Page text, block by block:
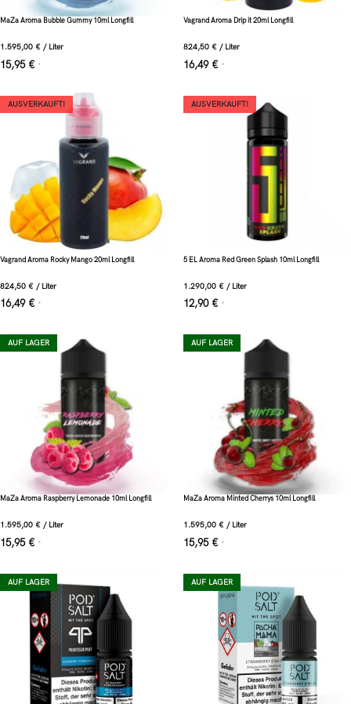
MaZa Aroma Bubble Gummy 10ml Longfill
1.595,00 € / Liter
15,95 € *
Vagrand Aroma Drip it 20ml Longfill
824,50 € / Liter
16,49 € *
AUSVERKAUFT!
Vagrand Aroma Rocky Mango 20ml Longfill
824,50 € / Liter
16,49 € *
AUSVERKAUFT!
5 EL Aroma Red Green Splash 10ml Longfill
1.290,00 € / Liter
12,90 € *
AUF LAGER
MaZa Aroma Raspberry Lemonade 10ml Longfill
1.595,00 € / Liter
15,95 € *
AUF LAGER
MaZa Aroma Minted Cherrys 10ml Longfill
1.595,00 € / Liter
15,95 € *
AUF LAGER AUF LAGER